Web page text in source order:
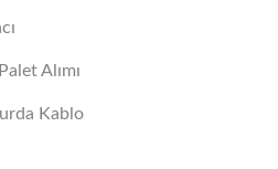
Alımı
Kablo